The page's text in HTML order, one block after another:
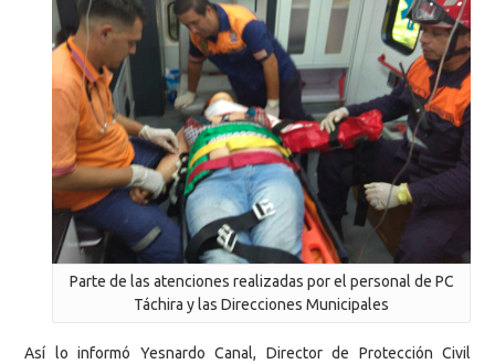
Parte de las atenciones realizadas por el personal de PC
Táchira y las Direcciones Municipales
Así lo informó Yesnardo Canal, Director de Protección Civil